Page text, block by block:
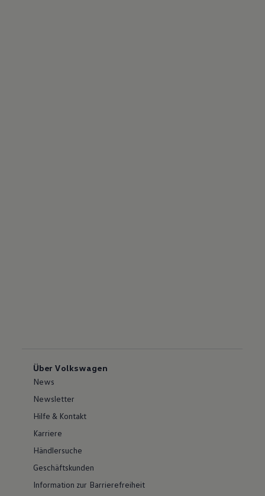
Über Volkswagen
News
Newsletter
Hilfe & Kontakt
Karriere
Händlersuche
Geschäftskunden
Information zur Barrierefreiheit